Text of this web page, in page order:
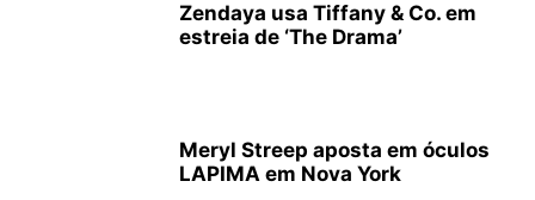
Zendaya usa Tiffany & Co. em
estreia de ‘The Drama’
Meryl Streep aposta em óculos
LAPIMA em Nova York